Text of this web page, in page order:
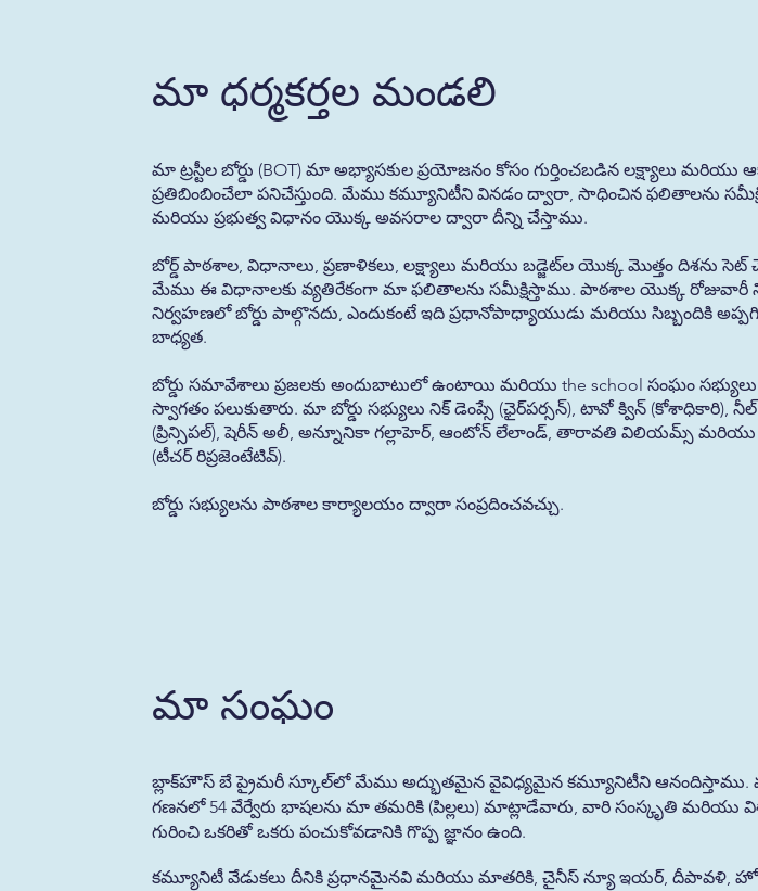
మా ధర్మకర్తల మండలి
మా ట్రస్టీల బోర్డు (BOT) మా అభ్యాసకుల ప్రయోజనం కోసం గుర్తించబడిన లక్ష్యాలు మరియు
ప్రతిబింబించేలా పనిచేస్తుంది. మేము కమ్యూనిటీని వినడం ద్వారా, సాధించిన ఫలితాలను
మరియు ప్రభుత్వ విధానం యొక్క అవసరాల ద్వారా దీన్ని చేస్తాము.
బోర్డ్ పాఠశాల, విధానాలు, ప్రణాళికలు, లక్ష్యాలు మరియు బడ్జెట్‌ల యొక్క మొత్తం దిశను సెట్
మేము ఈ విధానాలకు వ్యతిరేకంగా మా ఫలితాలను సమీక్షిస్తాము. పాఠశాల యొక్క రోజువారీ
నిర్వహణలో బోర్డు పాల్గొనదు, ఎందుకంటే ఇది ప్రధానోపాధ్యాయుడు మరియు సిబ్బందికి
బాధ్యత.
బోర్డు సమావేశాలు ప్రజలకు అందుబాటులో ఉంటాయి మరియు the school సంఘం సభ్యులు
స్వాగతం పలుకుతారు. మా బోర్డు సభ్యులు నిక్ డెంప్సే (ఛైర్‌పర్సన్), టావో క్విన్ (కోశాధికారి),
(ప్రిన్సిపల్), షెరీన్ అలీ, అన్నూనికా గల్లాహెర్, ఆంటోన్ లేలాండ్, తారావతి విలియమ్స్ మరియు
(టీచర్ రిప్రజెంటేటివ్).
బోర్డు సభ్యులను పాఠశాల కార్యాలయం ద్వారా సంప్రదించవచ్చు.
మా సంఘం
బ్లాక్‌హౌస్ బే ప్రైమరీ స్కూల్‌లో మేము అద్భుతమైన వైవిధ్యమైన కమ్యూనిటీని
గణనలో 54 వేర్వేరు భాషలను మా తమరికి (పిల్లలు) మాట్లాడేవారు, వారి సంస్కృతి మరియు
గురించి ఒకరితో ఒకరు పంచుకోవడానికి గొప్ప జ్ఞానం ఉంది.
కమ్యూనిటీ వేడుకలు దీనికి ప్రధానమైనవి మరియు మాతరికి, చైనీస్ న్యూ ఇయర్, దీపావళి,